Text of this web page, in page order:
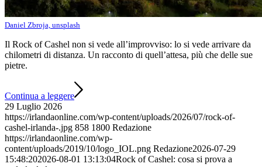
Daniel Zbroja, unsplash
Il Rock of Cashel non si vede all’improvviso: lo si vede arrivare da
chilometri di distanza. Un racconto di quell’attesa, più che delle sue
pietre.
Continua a leggere
29 Luglio 2026
https://irlandaonline.com/wp-content/uploads/2026/07/rock-of-
cashel-irlanda-.jpg 858 1800 Redazione
https://irlandaonline.com/wp-
content/uploads/2019/10/logo_IOL.png Redazione2026-07-29
15:48:202026-08-01 13:13:04Rock of Cashel: cosa si prova a